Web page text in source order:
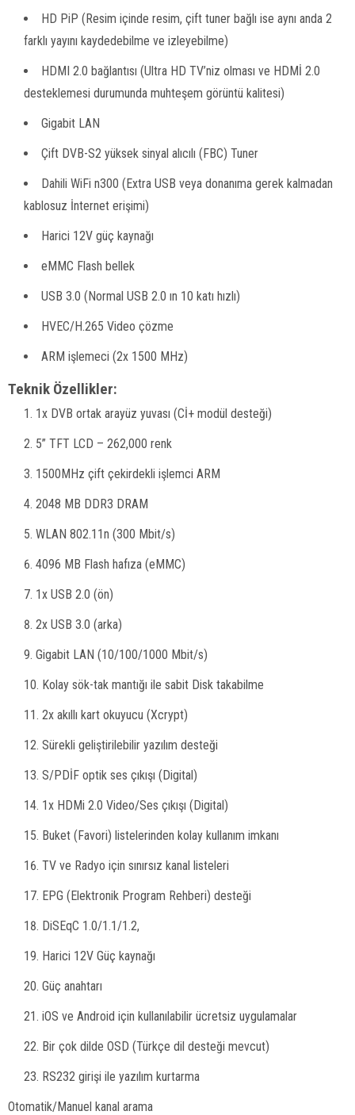
HD PiP (Resim içinde resim, çift tuner bağlı ise aynı anda 2
farklı yayını kaydedebilme ve izleyebilme)
HDMI 2.0 bağlantısı (Ultra HD TV’niz olması ve HDMİ 2.0
desteklemesi durumunda muhteşem görüntü kalitesi)
Gigabit LAN
Çift DVB-S2 yüksek sinyal alıcılı (FBC) Tuner
Dahili WiFi n300 (Extra USB veya donanıma gerek kalmadan
kablosuz İnternet erişimi)
Harici 12V güç kaynağı
eMMC Flash bellek
USB 3.0 (Normal USB 2.0 ın 10 katı hızlı)
HVEC/H.265 Video çözme
ARM işlemeci (2x 1500 MHz)
Teknik Özellikler:
1x DVB ortak arayüz yuvası (Cİ+ modül desteği)
5” TFT LCD – 262,000 renk
1500MHz çift çekirdekli işlemci ARM
2048 MB DDR3 DRAM
WLAN 802.11n (300 Mbit/s)
4096 MB Flash hafıza (eMMC)
1x USB 2.0 (ön)
2x USB 3.0 (arka)
Gigabit LAN (10/100/1000 Mbit/s)
Kolay sök-tak mantığı ile sabit Disk takabilme
2x akıllı kart okuyucu (Xcrypt)
Sürekli geliştirilebilir yazılım desteği
S/PDİF optik ses çıkışı (Digital)
1x HDMi 2.0 Video/Ses çıkışı (Digital)
Buket (Favori) listelerinden kolay kullanım imkanı
TV ve Radyo için sınırsız kanal listeleri
EPG (Elektronik Program Rehberi) desteği
DiSEqC 1.0/1.1/1.2,
Harici 12V Güç kaynağı
Güç anahtarı
iOS ve Android için kullanılabilir ücretsiz uygulamalar
Bir çok dilde OSD (Türkçe dil desteği mevcut)
RS232 girişi ile yazılım kurtarma
Otomatik/Manuel kanal arama